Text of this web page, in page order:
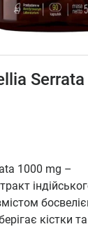
1000 mg –
кістки